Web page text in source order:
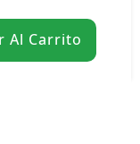
Al Carrito